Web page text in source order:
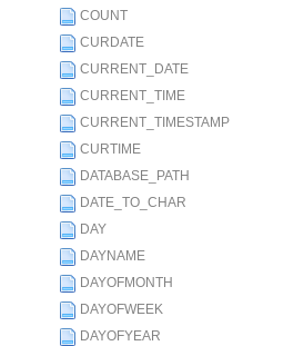
COUNT
CURDATE
CURRENT_DATE
CURRENT_TIME
CURRENT_TIMESTAMP
CURTIME
DATABASE_PATH
DATE_TO_CHAR
DAY
DAYNAME
DAYOFMONTH
DAYOFWEEK
DAYOFYEAR